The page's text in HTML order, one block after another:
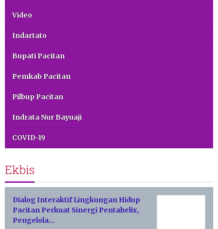
Video
Indartato
Bupati Pacitan
Pemkab Pacitan
Pilbup Pacitan
Indrata Nur Bayuaji
COVID-19
Ekbis
Dialog Interaktif Lingkungan Hidup
Pacitan Perkuat Sinergi Pentahelix,
Pengelola…